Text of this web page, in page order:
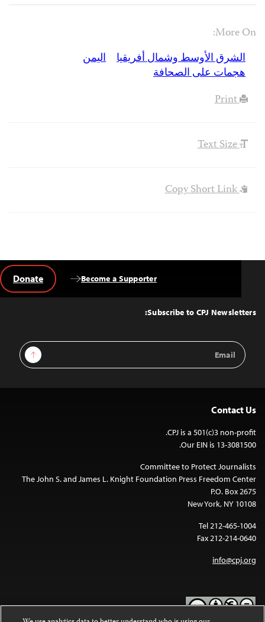
More On:
الشرق الأوسط وشمال أفريقيا
اليمن
هجمات على الصحافة
Print
Text Size
Copy Short Link
Top
Subscribe to CPJ Newsletters:
Email
Address
Sign Up
Become a Supporter
Donate
Contact Us
CPJ is a 501(c)3 non-profit.
Our EIN is 13-3081500.
Committee to Protect Journalists
The John S. and James L. Knight Foundation Press Freedom Center
P.O. Box 2675
New York, NY 10108
Tel 212-465-1004
Fax 212-214-0640
info@cpj.org